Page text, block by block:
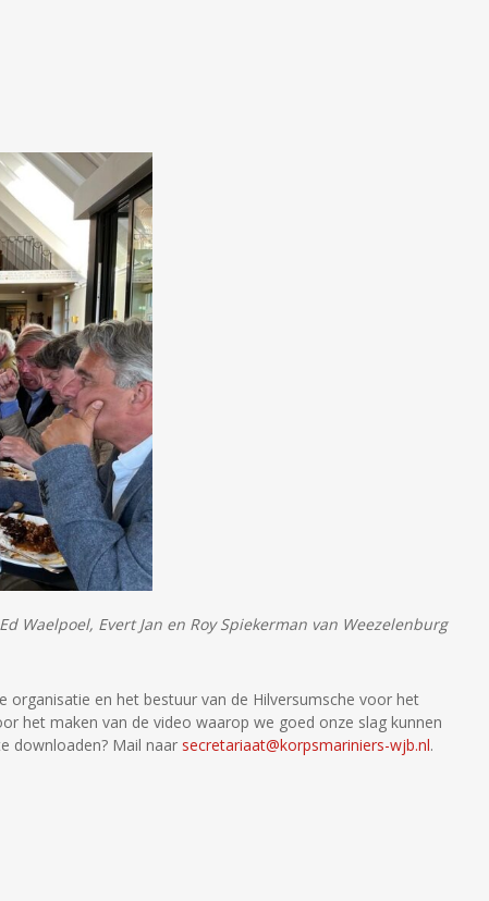
Waelpoel, Evert Jan en Roy Spiekerman van Weezelenburg
organisatie en het bestuur van de Hilversumsche voor het
het maken van de video waarop we goed onze slag kunnen
downloaden? Mail naar secretariaat@korpsmariniers-wjb.nl.